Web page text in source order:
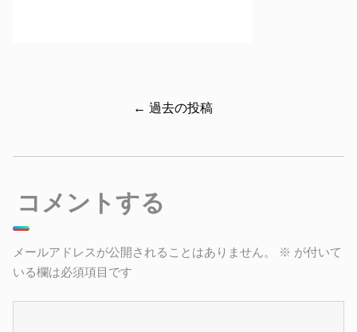
← 過去の投稿
コメントする
メールアドレスが公開されることはありません。 ※ が付いて
いる欄は必須項目です